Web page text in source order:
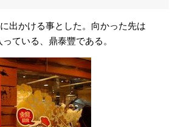
出かける事とした。向かった先は
ている、鼎泰豐である。